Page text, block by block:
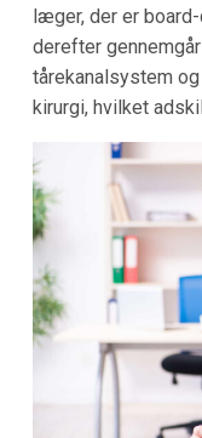
læger, der er
derefter
tårekanalsystem
kirurgi, hvilket